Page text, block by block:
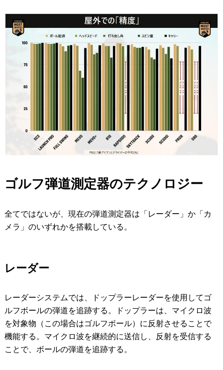
ゴルフ弾道測定器のテクノロジー
全てではないが、現在の弾道測定器は「レーダー」か「カ
メラ」のいずれかを搭載している。
レーダー
レーダーシステムでは、ドップラーレーダーを使用してゴ
ルフボールの弾道を追跡する。ドップラーは、マイクロ波
を対象物（この場合はゴルフボール）に反射させることで
機能する。マイクロ波を継続的に送信し、反射を受信する
ことで、ボールの弾道を追跡する。